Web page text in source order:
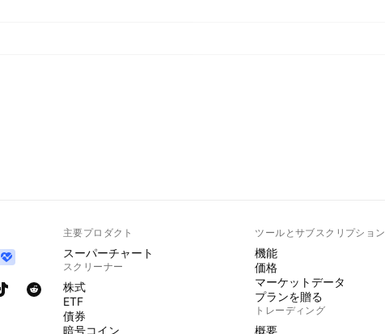
主要プロダクト
スーパーチャート
スクリーナー
株式
ETF
債券
暗号コイン
ツールとサブスクリプション
機能
価格
マーケットデータ
プランを贈る
トレーディング
概要